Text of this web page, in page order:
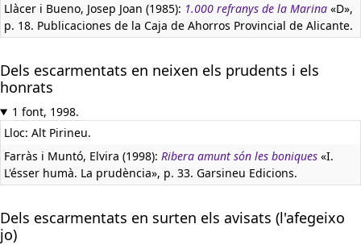
Llàcer i Bueno, Josep Joan (1985): 1.000 refranys de la Marina «D»,
p. 18. Publicaciones de la Caja de Ahorros Provincial de Alicante.
Dels escarmentats en neixen els prudents i els
honrats
1 font, 1998.
Lloc: Alt Pirineu.
Farràs i Muntó, Elvira (1998): Ribera amunt són les boniques «I.
L'ésser humà. La prudència», p. 33. Garsineu Edicions.
Dels escarmentats en surten els avisats (l'afegeixo
jo)